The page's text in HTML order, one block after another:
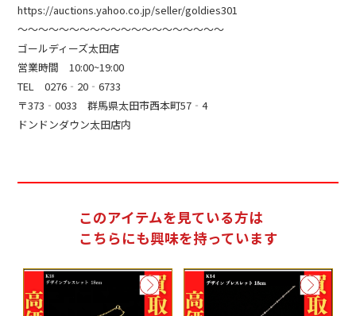
https://auctions.yahoo.co.jp/seller/goldies301
～～～～～～～～～～～～～～～～～～～～
ゴールディーズ太田店
営業時間 10:00~19:00
TEL 0276‐20‐6733
〒373‐0033 群馬県太田市西本町57‐4
ドンドンダウン太田店内
このアイテムを見ている方は
こちらにも興味を持っています